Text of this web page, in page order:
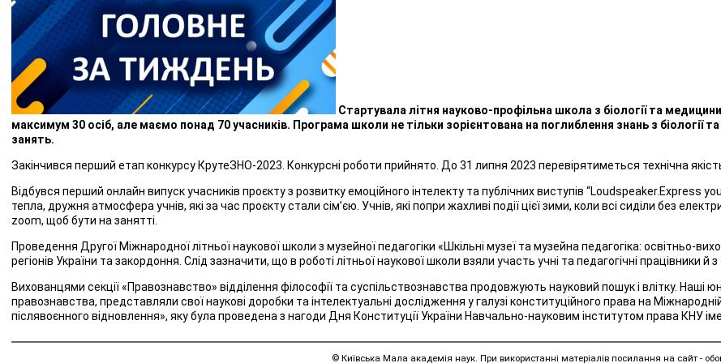
Стартувала літня науково-профільна школа з біології та
максимум 30 осіб, але маємо понад 70 учасників. Програма школи не тільки зорієнтована на поглиблення знань з біології
занять.
Закінчився перший етап конкурсу КрутеЗНО-2023. Конкурсні роботи прийнято. До 31 липня 2023 перевірятиметься технічна
Відбувся перший онлайн випуск учасників проєкту з розвитку емоційного інтелекту та публічних виступів “Loudspeaker.Express
тепла, дружня атмосфера учнів, які за час проєкту стали сім’єю. Учнів, які попри жахливі події цієї зими, коли всі сиділи без
zoom, щоб бути на занятті.
Проведення Другої Міжнародної літньої наукової школи з музейної педагогіки «Шкільні музеї та музейна педагогіка: освітньо-
регіонів України та закордоння. Слід зазначити, що в роботі літньої наукової школи взяли участь учні та педагогічні працівники й
Вихованцями секції «Правознавство» відділення філософії та суспільствознавства продовжують науковий пошук і влітку. Наші
правознавства, представляли свої наукові доробки та інтелектуальні дослідження у галузі конституційного права на
післявоєнного відновлення», яку була проведена з нагоди Дня Конституції України Навчально-науковим інститутом права КНУ
© Київська Мала академія наук. При використанні матеріалів посилання на сайт -